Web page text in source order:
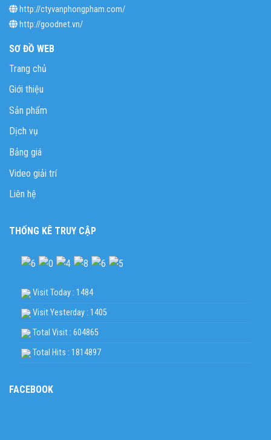
http://ctyvanphongpham.com/
http://goodnet.vn/
SƠ ĐỒ WEB
Trang chủ
Giới thiệu
Sản phẩm
Dịch vụ
Bảng giá
Video giải trí
Liên hệ
THỐNG KÊ TRUY CẬP
Visit Today : 1484
Visit Yesterday : 1405
Total Visit : 604865
Total Hits : 1814897
FACEBOOK